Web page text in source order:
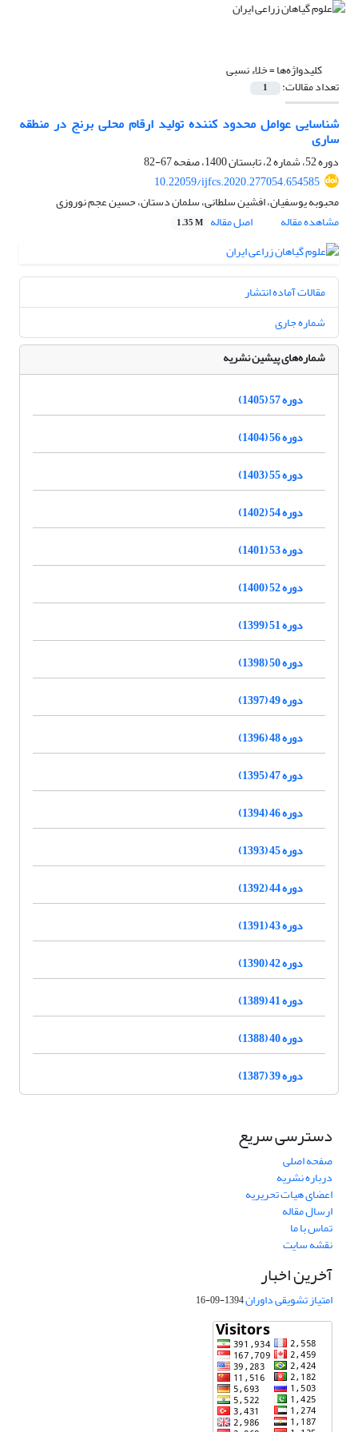
کلیدواژه‌ها =خلاء نسبی
تعداد مقالات: 1
شناسایی عوامل محدود کننده تولید ارقام محلی برنج در منطقه
ساری
دوره 52، شماره 2، تابستان 1400، صفحه
67-82
10.22059/ijfcs.2020.277054.654585
محبوبه یوسفیان، افشین سلطانی، سلمان دستان، حسین عجم نوروزی
مشاهده مقاله
اصل مقاله 1.35 M
مقالات آماده انتشار
شماره جاری
شماره‌های پیشین نشریه
دوره 57 (1405)
دوره 56 (1404)
دوره 55 (1403)
دوره 54 (1402)
دوره 53 (1401)
دوره 52 (1400)
دوره 51 (1399)
دوره 50 (1398)
دوره 49 (1397)
دوره 48 (1396)
دوره 47 (1395)
دوره 46 (1394)
دوره 45 (1393)
دوره 44 (1392)
دوره 43 (1391)
دوره 42 (1390)
دوره 41 (1389)
دوره 40 (1388)
دوره 39 (1387)
دسترسی سریع
صفحه اصلی
درباره نشریه
اعضای هیات تحریریه
ارسال مقاله
تماس با ما
نقشه سایت
آخرین اخبار
امتیاز تشویقی داوران1394-09-16